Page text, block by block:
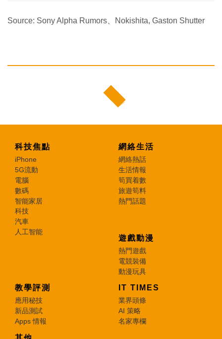
Source: Sony Alpha Rumors、Nokishita, Gaston Shutter
科技焦點
iPhone
5G流動
電腦
數碼
智能家居
科技
汽車
人工智能
網絡生活
網絡熱話
生活情報
筍買着數
旅遊筍料
熱門話題
遊戲動漫
熱門遊戲
電競裝備
動漫玩具
教學評測
應用秘技
新品測試
Apps 情報
IT TIMES
業界頭條
AI 策略
名家專欄